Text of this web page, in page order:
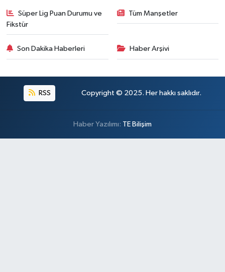
Süper Lig Puan Durumu ve
Fikstür
Tüm Manşetler
Son Dakika Haberleri Haber Arşivi
RSS Copyright © 2025. Her hakkı saklıdır.
Haber Yazılımı: TE Bilişim